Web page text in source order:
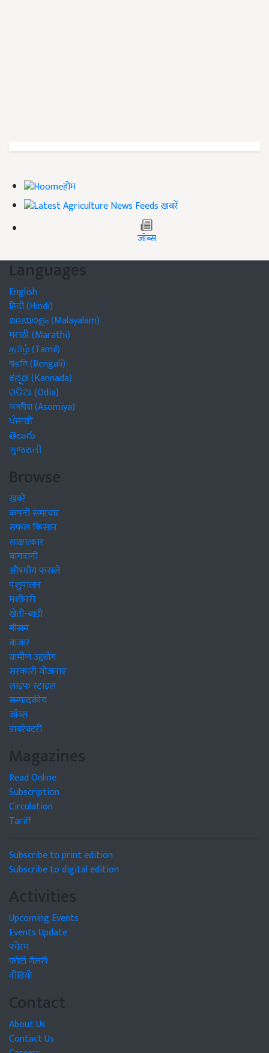
होम
ख़बरें
जॉब्स
Languages
English
हिंदी (Hindi)
മലയാളം (Malayalam)
मराठी (Marathi)
தமிழ் (Tamil)
বাঙালি (Bengali)
ಕನ್ನಡ (Kannada)
ଓଡିଆ (Odia)
অসমীয়া (Asomiya)
ਪੰਜਾਬੀ
తెలుగు
ગુજરાતી
Browse
खबरें
कंपनी समाचार
सफल किसान
साक्षात्कार
बागवानी
औषधीय फसलें
पशुपालन
मशीनरी
खेती-बाड़ी
मौसम
बाजार
ग्रामीण उद्द्योग
सरकारी योजनाएं
लाइफ स्टाइल
सम्पादकीय
जॉब्स
डायरेक्टरी
Magazines
Read Online
Subscription
Circulation
Tariff
Subscribe to print edition
Subscribe to digital edition
Activities
Upcoming Events
Events Update
फोरम
फोटो गैलरी
वीडियो
Contact
About Us
Contact Us